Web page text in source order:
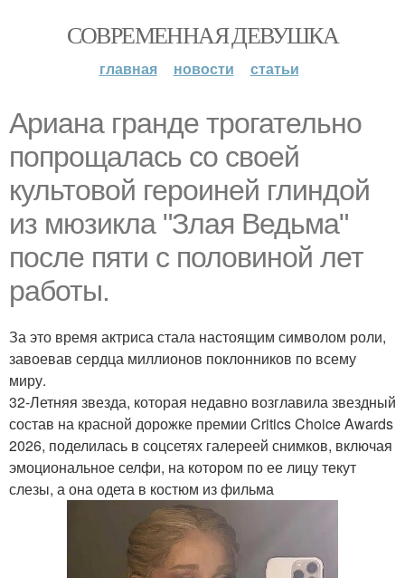
СОВРЕМЕННАЯ ДЕВУШКА
главная новости статьи
Ариана гранде трогательно
попрощалась со своей
культовой героиней глиндой
из мюзикла "Злая Ведьма"
после пяти с половиной лет
работы.
За это время актриса стала настоящим символом роли,
завоевав сердца миллионов поклонников по всему
миру.
32-Летняя звезда, которая недавно возглавила звездный
состав на красной дорожке премии Critics Choice Awards
2026, поделилась в соцсетях галереей снимков, включая
эмоциональное селфи, на котором по ее лицу текут
слезы, а она одета в костюм из фильма